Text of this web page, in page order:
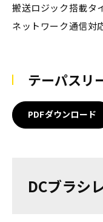
搬送ロジック搭載
ネットワーク通信対
テーパスリ
PDFダウンロード
DCブラシ